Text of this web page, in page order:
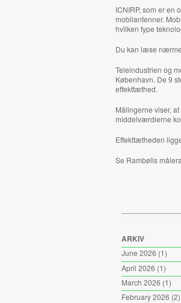
ICNIRP, som er
mobilantenner.
hvilken type
Du kan læse
Teleindustrien og
København. De 9
effekttæthed.
Målingerne viser,
middelværdierne
Effekttætheden
Se Rambølls
ARKIV
June 2026 (1)
April 2026 (1)
March 2026 (1)
February 2026 (2)